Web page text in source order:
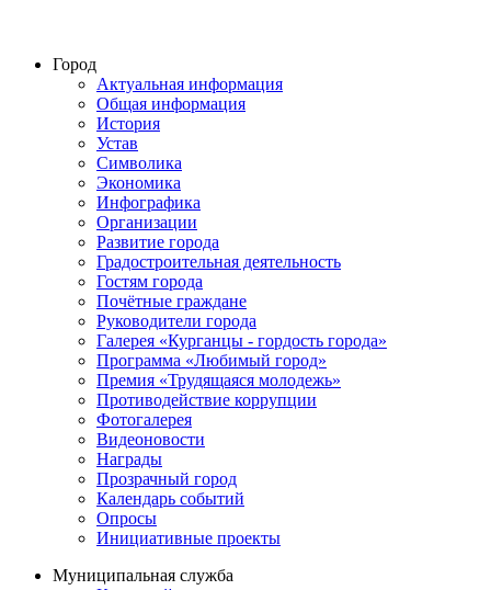
Город
Актуальная информация
Общая информация
История
Устав
Символика
Экономика
Инфографика
Организации
Развитие города
Градостроительная деятельность
Гостям города
Почётные граждане
Руководители города
Галерея «Курганцы - гордость города»
Программа «Любимый город»
Премия «Трудящаяся молодежь»
Противодействие коррупции
Фотогалерея
Видеоновости
Награды
Прозрачный город
Календарь событий
Опросы
Инициативные проекты
Муниципальная служба